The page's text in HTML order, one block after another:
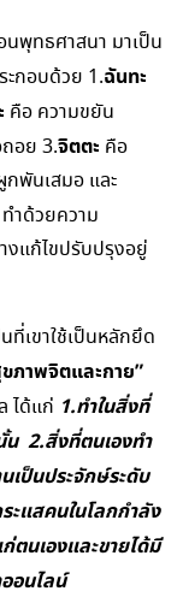
นพุทธศาสนา มาเป็น
ะกอบด้วย 1.ฉันทะ
คือ ความขยัน
อย 3.จิตตะ คือ
กพันเสมอ และ
ำด้วยความ
แก้ไขปรับปรุงอยู่
เขาใช้เป็นหลักยึด
ภาพจิตและกาย”
ได้แก่ 1.ทำในสิ่งที่
น 2.สิ่งที่ตนเองทำ
เป็นประจักษ์ระดับ
ะแสคนในโลกกำลัง
ตนเองและขายได้มี
อนไลน์